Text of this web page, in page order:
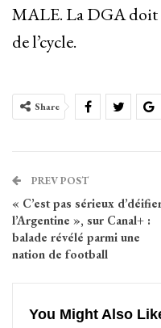
MALE. La DGA doit
de l’cycle.
Share
PREV POST
« C’est pas sérieux
l’Argentine », sur Canal+ :
balade révélé parmi une
nation de football
You Might Also